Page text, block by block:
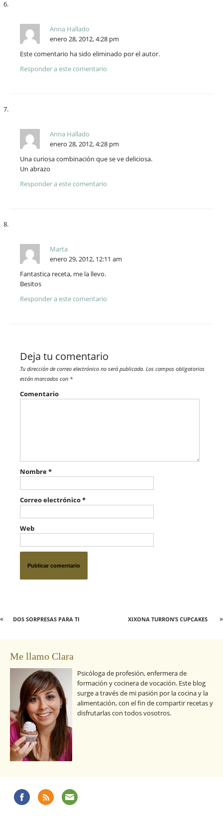
Anna Hallado
enero 28, 2012, 4:28 pm
Este comentario ha sido eliminado por el autor.
Responder a este comentario
Anna Hallado
enero 28, 2012, 4:28 pm
Una curiosa combinación que se ve deliciosa.
Un abrazo
Responder a este comentario
Marta
enero 29, 2012, 12:11 am
Fantastica receta, me la llevo.
Besitos
Responder a este comentario
Deja tu comentario
Tu dirección de correo electrónico no será publicada. Los campos obligatorios
están marcados con *
Comentario
Nombre*
Correo electrónico*
Web
XIXONA TURRON’S CUPCAKES »
« DOS SORPRESAS PARA TI
Me llamo Clara
Psicóloga de profesión, enfermera de
formación y cocinera de vocación. Este blog
surge a través de mi pasión por la cocina y la
alimentación, con el fin de compartir recetas y
disfrutarlas con todos vosotros.